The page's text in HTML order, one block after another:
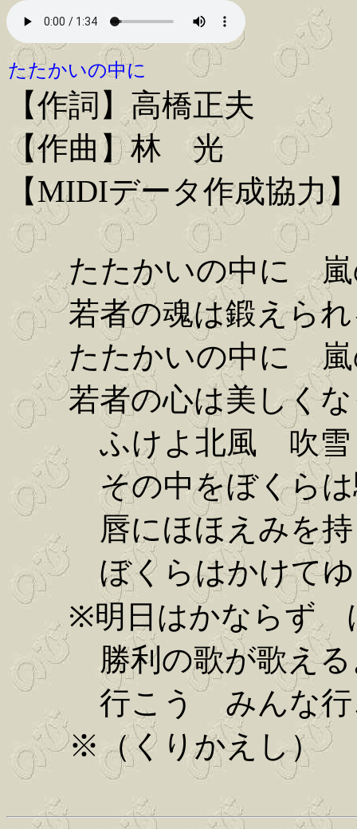
たたかいの中に
【作詞】高橋正夫
【作曲】林 光
【MIDIデータ作成協力
たたかいの中に 嵐
若者の魂は鍛えられ
たたかいの中に 嵐
若者の心は美しくな
ふけよ北風 吹雪
その中をぼくらは
唇にほほえみを持
ぼくらはかけてゆ
※明日はかならず
勝利の歌が歌える
行こう みんな行
※（くりかえし）